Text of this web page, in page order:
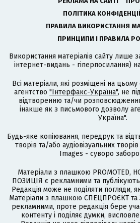
ПОЛІТИКА
ПРАВИЛА ВИКОРИСТАННЯ
ПРИНЦИПИ І ПРАВИЛА
Використання матеріалів сайту лише
інтернет-видань - гіперпосилання)
Всі матеріали, які розміщені на цьому
агентство "Інтерфакс-Україна", не
відтворенню та/чи
інакше як з письмового дозволу
Україна".
Будь-яке копіювання, передрук та
творів та/або аудіовізуальних
Images - суворо
Матеріали з плашкою
ПОЗИЦІЯ є рекламними та
Редакція може не поділяти погляди,
Матеріали з плашкою СПЕЦПРОЄКТ
рекламними, проте редакція бере
контенту і поділяє думки,